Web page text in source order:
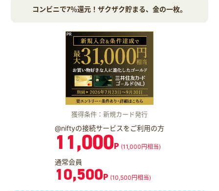
コンビニで7％還元！ザクザク貯まる、金の一枚。
獲得条件：新規カード発行
@niftyの接続サービスをご利用の方
11,000P (11,000円相当)
通常会員
10,500P (10,500円相当)